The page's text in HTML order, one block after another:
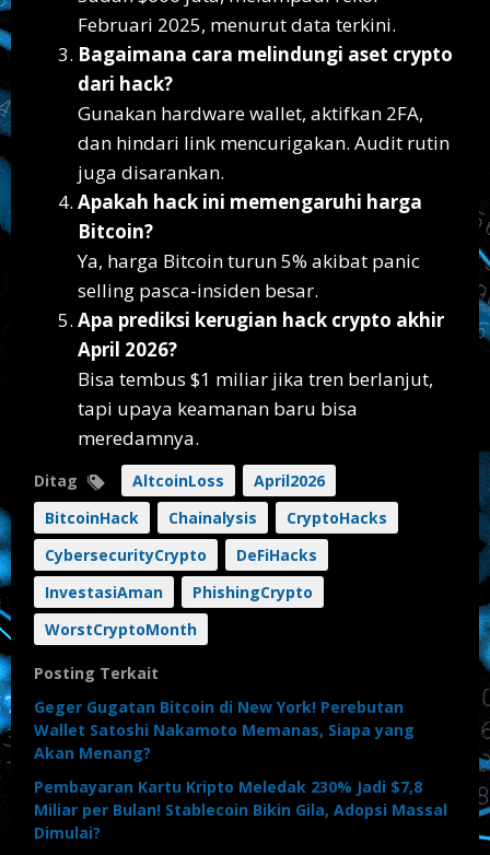
Februari 2025, menurut data terkini.
Bagaimana cara melindungi aset crypto
dari hack?
Gunakan hardware wallet, aktifkan 2FA,
dan hindari link mencurigakan. Audit rutin
juga disarankan.
Apakah hack ini memengaruhi harga
Bitcoin?
Ya, harga Bitcoin turun 5% akibat panic
selling pasca-insiden besar.
Apa prediksi kerugian hack crypto akhir
April 2026?
Bisa tembus $1 miliar jika tren berlanjut,
tapi upaya keamanan baru bisa
meredamnya.
Ditag AltcoinLoss
April2026
BitcoinHack
Chainalysis
CryptoHacks
CybersecurityCrypto
DeFiHacks
InvestasiAman
PhishingCrypto
WorstCryptoMonth
Posting Terkait
Geger Gugatan Bitcoin di New York! Perebutan
Wallet Satoshi Nakamoto Memanas, Siapa yang
Akan Menang?
Pembayaran Kartu Kripto Meledak 230% Jadi $7,8
Miliar per Bulan! Stablecoin Bikin Gila, Adopsi Massal
Dimulai?